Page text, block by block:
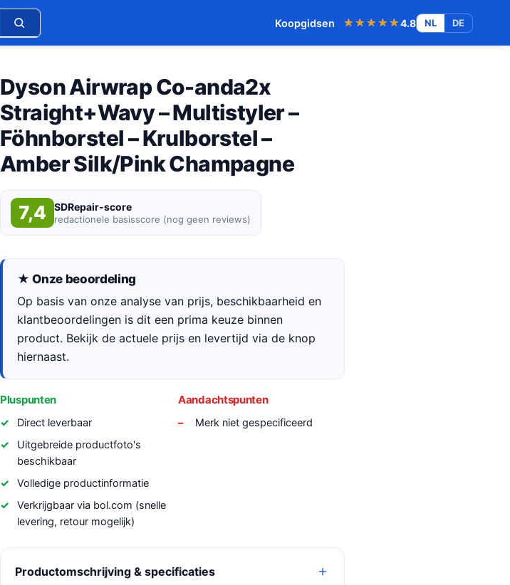
Koopgidsen ★★★★★
★★★★★4.8 NL DE
Dyson Airwrap Co-anda2x
Straight+Wavy – Multistyler –
Föhnborstel – Krulborstel –
Amber Silk/Pink Champagne
7,4 SDRepair-score
redactionele basisscore (nog geen reviews)
★ Onze beoordeling
Op basis van onze analyse van prijs, beschikbaarheid en
klantbeoordelingen is dit een prima keuze binnen
product. Bekijk de actuele prijs en levertijd via de knop
hiernaast.
Pluspunten
Direct leverbaar
Uitgebreide productfoto's
beschikbaar
Volledige productinformatie
Verkrijgbaar via bol.com (snelle
levering, retour mogelijk)
Aandachtspunten
Merk niet gespecificeerd
Productomschrijving & specificaties